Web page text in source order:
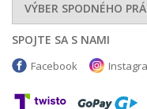
VÝBER SPODNÉHO
SPOJTE SA S NAMI
Facebook